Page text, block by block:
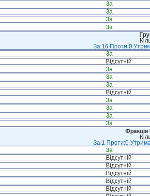
За
За
За
За
За:16 Проти:0
За
Відсутній
За
За
За
Відсутній
За
За
За
За
За:1 Проти:0
За
Відсутній
Відсутній
Відсутній
Відсутній
Відсутній